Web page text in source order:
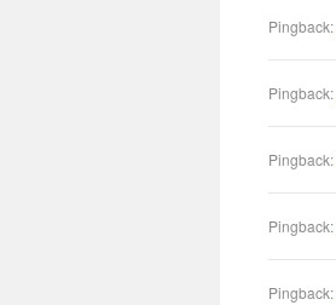
Pingback:
Pingback:
Pingback:
Pingback:
Pingback: